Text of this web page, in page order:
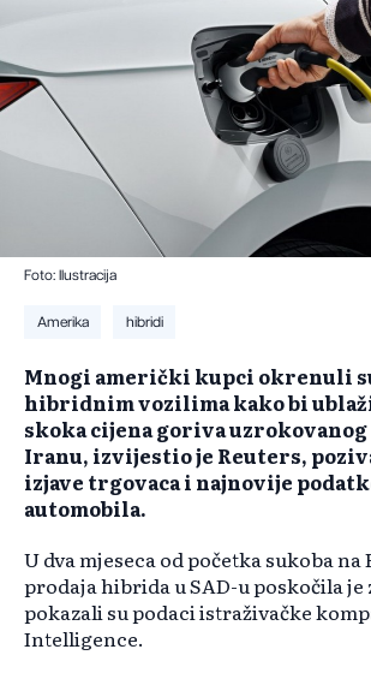
Foto: Ilustracija
Amerika hibridi
Mnogi američki kupci okrenuli
hibridnim vozilima kako bi
skoka cijena goriva
Iranu, izvijestio je Reuters,
izjave trgovaca i najnovije
automobila.
U dva mjeseca od početka sukoba
prodaja hibrida u SAD-u poskočila je
pokazali su podaci istraživačke
Intelligence.